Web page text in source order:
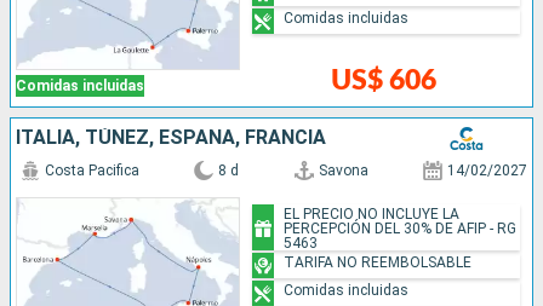
Comidas incluidas US$ 606
Comidas incluidas
ITALIA, TÚNEZ, ESPAÑA, FRANCIA
Costa Pacifica 8 d Savona 14/02/2027
EL PRECIO NO INCLUYE LA
PERCEPCIÓN DEL 30% DE AFIP - RG
5463
TARIFA NO REEMBOLSABLE
Comidas incluidas